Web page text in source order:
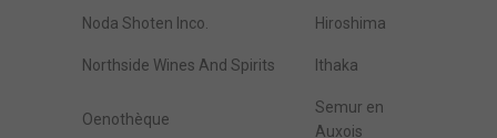
Noda Shoten Inco. Hiroshima
Northside Wines And Spirits Ithaka
Oenothèque
Semur en
Auxois